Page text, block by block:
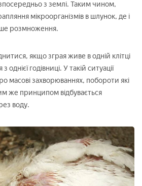
з землі. Таким чином,
мікроорганізмів в шлунок, де і
розмноження.
якщо зграя живе в одній клітці
однієї годівниці. У такій ситуації
масові захворюваннях, побороти які
же принципом відбувається
воду.